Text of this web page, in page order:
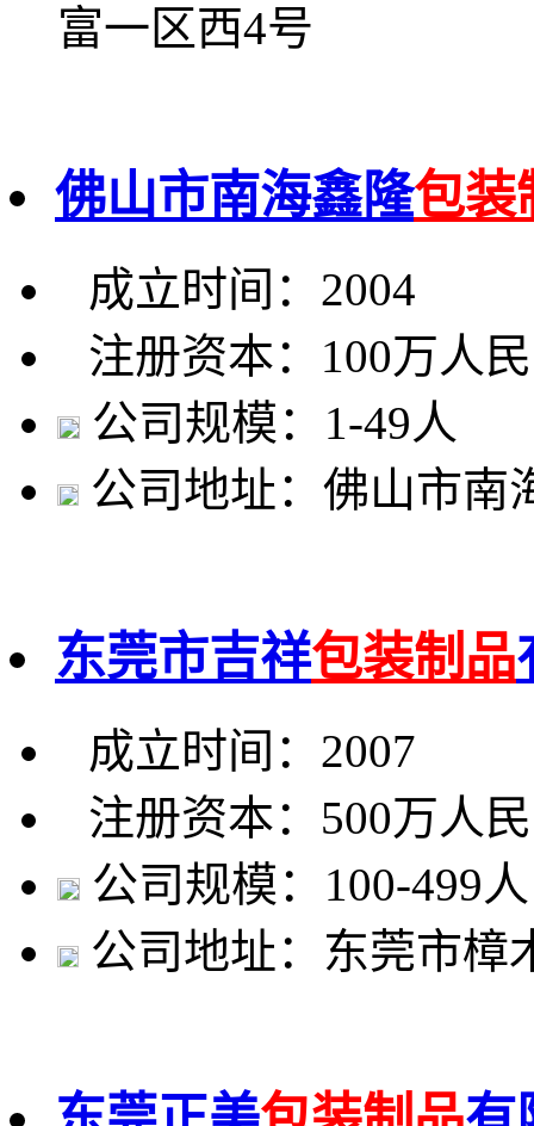
富一区西4号
佛山市南海鑫隆包装
成立时间：2004
注册资本：100万人
公司规模：1-49人
公司地址：佛山市南
东莞市吉祥包装制品
成立时间：2007
注册资本：500万人
公司规模：100-499人
公司地址：东莞市樟